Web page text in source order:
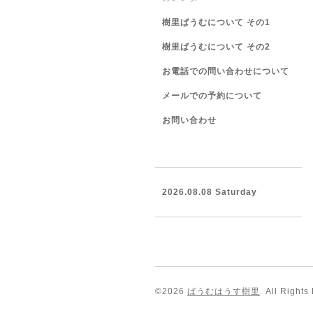
樹里ばうむについて その1
樹里ばうむについて その2
お電話での問い合わせについて
メールでの予約について
お問い合わせ
2026.08.08 Saturday
©2026 ばうむはうす樹里 . All Rights